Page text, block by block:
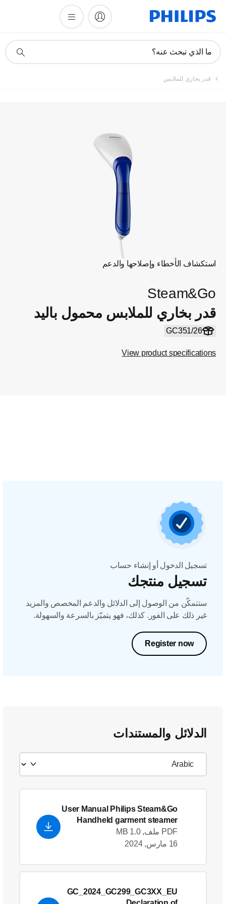
دعم
ما الذي تبحث عنه؟
قدر بخاري للملابس
استكشاف الأخطاء وإصلاحها والدعم
Steam&Go
قدر بخاري للملابس محمول باليد
GC351/26
View product specifications
تسجيل المنتج
تسجيل الدخول أو إنشاء حساب
تسجيل منتجك
ستتمكّن من الوصول إلى الدلائل والدعم المخصص والمزيد
غير ذلك على الفور. كذلك، فهو يتميّز بالسرعة والسهولة.
Register now
الدلائل والمستندات
User Manual Philips Steam&Go
Handheld garment steamer
GC351/26
PDF ملف, 1.0 MB
16 مارس, 2024
GC_2024_GC299_GC3XX_EU